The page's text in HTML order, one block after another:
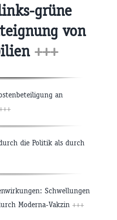
grüne
von
+++
an
die Politik als durch
Schwellungen
Moderna-Vakzin +++